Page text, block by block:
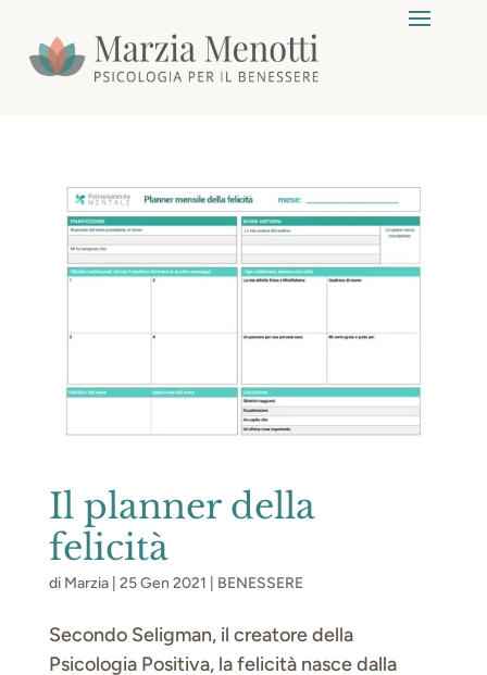
Il planner della
felicità
di Marzia| 25 Gen 2021 BENESSERE
Secondo Seligman, il creatore della
Psicologia Positiva, la felicità nasce dalla